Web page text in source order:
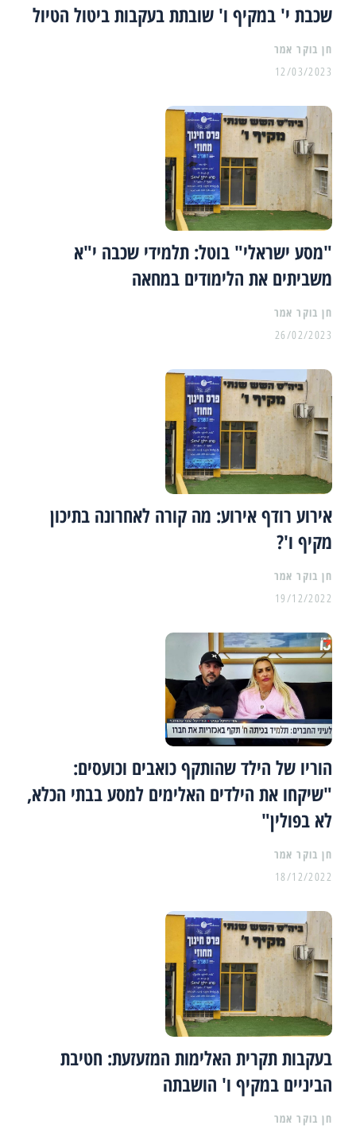
שכבת י' במקיף ו' שובתת בעקבות ביטול הטיול
12/03/2023
"מסע ישראלי" בוטל: תלמידי שכבה י"א
משביתים את הלימודים במחאה
26/02/2023
אירוע רודף אירוע: מה קורה לאחרונה בתיכון
מקיף ו'?
19/12/2022
הוריו של הילד שהותקף כואבים וכועסים:
"שיקחו את הילדים האלימים למסע בבתי הכלא,
לא בפולין"
18/12/2022
בעקבות תקרית האלימות המזעזעת: חטיבת
הביניים במקיף ו' הושבתה